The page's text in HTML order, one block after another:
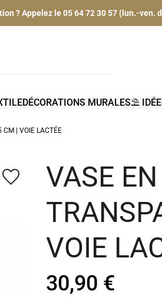
? Appelez le 05 64 72 30 57 (lun.-ven.
DÉCORATIONS MURALES⛱️
CM | VOIE LACTÉE
favorite_border
VASE
VOIE
30,90 €